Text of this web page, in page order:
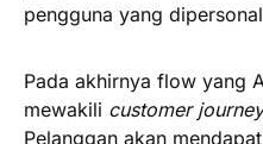
pengguna yang
Pada akhirnya flow yang
mewakili customer
Pelanggan akan